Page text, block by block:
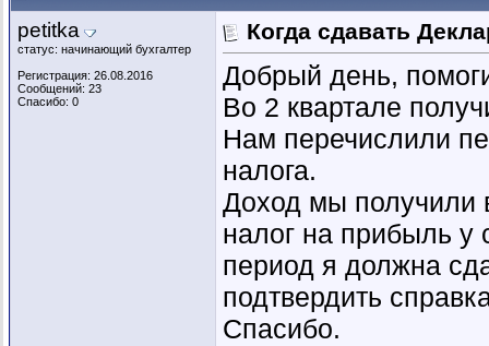
petitka
статус: начинающий бухгалтер
Регистрация: 26.08.2016
Сообщений: 23
Спасибо: 0
Когда сдавать
Добрый день,
Во 2 квартале
Нам перечислили
налога.
Доход мы получили
налог на прибыль у
период я должна
подтвердить
Спасибо.